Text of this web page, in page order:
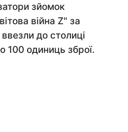
зйомок
війна Z" за
до столиці
100 одиниць зброї.